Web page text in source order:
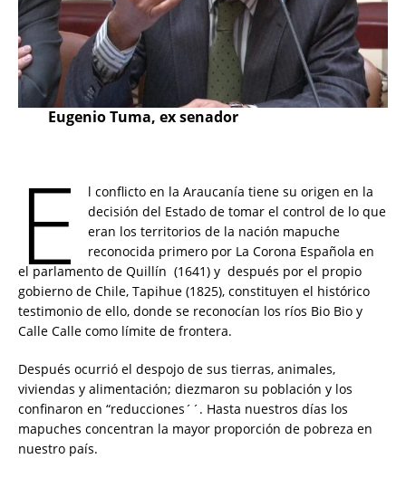
Eugenio Tuma, ex senador
E
l conflicto en la Araucanía tiene su origen en la
decisión del Estado de tomar el control de lo que
eran los territorios de la nación mapuche
reconocida primero por La Corona Española en
el parlamento de Quillín (1641) y después por el propio
gobierno de Chile, Tapihue (1825), constituyen el histórico
testimonio de ello, donde se reconocían los ríos Bio Bio y
Calle Calle como límite de frontera.
Después ocurrió el despojo de sus tierras, animales,
viviendas y alimentación; diezmaron su población y los
confinaron en “reducciones´´. Hasta nuestros días los
mapuches concentran la mayor proporción de pobreza en
nuestro país.